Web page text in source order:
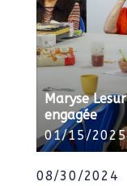
Maryse
engagée
01/15/2025
08/30/2024